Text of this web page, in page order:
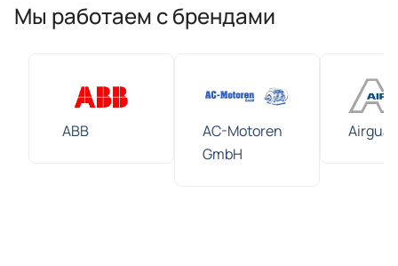
Мы работаем с брендами
ABB
AC-Motoren
GmbH